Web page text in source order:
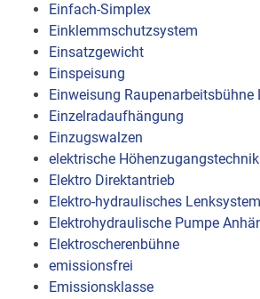
Einfach-Simplex
Einklemmschutzsystem
Einsatzgewicht
Einspeisung
Einweisung Raupenarbeitsbühne
Einzelradaufhängung
Einzugswalzen
elektrische Höhenzugangstechnik
Elektro Direktantrieb
Elektro-hydraulisches Lenksystem
Elektrohydraulische Pumpe
Elektroscherenbühne
emissionsfrei
Emissionsklasse